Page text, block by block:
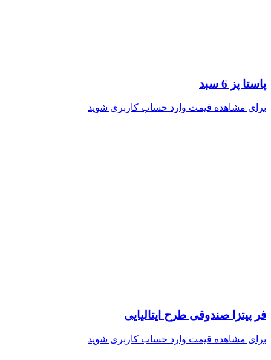
پاستا پز 6 سبد
برای مشاهده قیمت وارد حساب کاربری شوید
فر پیتزا صندوقی طرح ایتالیایی
برای مشاهده قیمت وارد حساب کاربری شوید